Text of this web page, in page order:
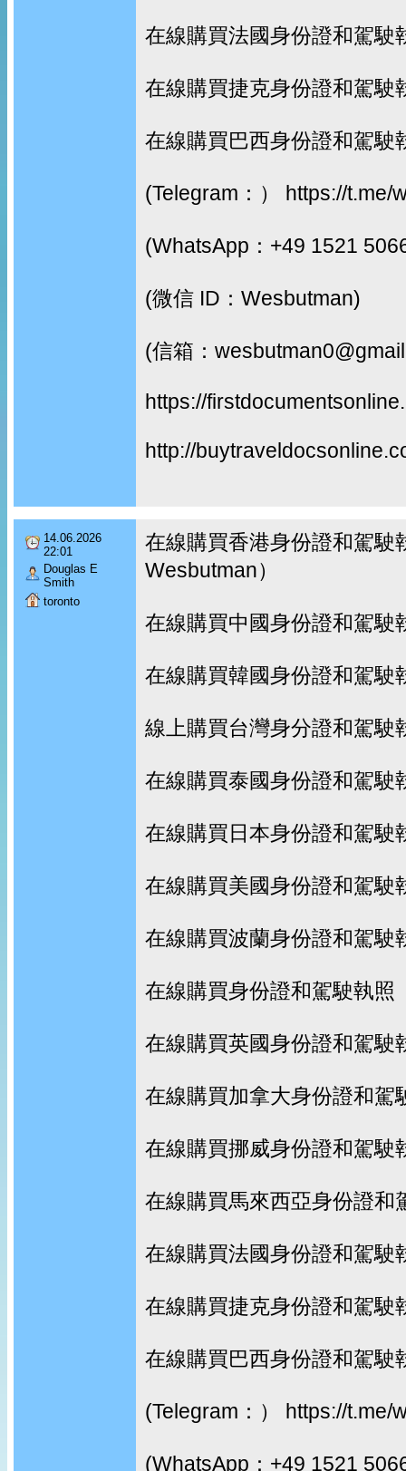
在線購買法國身份證和駕駛
在線購買捷克身份證和駕駛
在線購買巴西身份證和駕駛
(Telegram：） https://t.me/
(WhatsApp：+49 1521
(微信 ID：Wesbutman)
(信箱：
https://
http://
14.06.2026
22:01
Douglas E
Smith
toronto
在線購買香港身份證和駕駛
Wesbutman）
在線購買中國身份證和駕駛
在線購買韓國身份證和駕駛
線上購買台灣身分證和駕駛
在線購買泰國身份證和駕駛
在線購買日本身份證和駕駛
在線購買美國身份證和駕駛
在線購買波蘭身份證和駕駛
在線購買身份證和駕駛執照
在線購買英國身份證和駕駛
在線購買加拿大身份證和駕
在線購買挪威身份證和駕駛
在線購買馬來西亞身份證和
在線購買法國身份證和駕駛
在線購買捷克身份證和駕駛
在線購買巴西身份證和駕駛
(Telegram：） https://t.me/
(WhatsApp：+49 1521